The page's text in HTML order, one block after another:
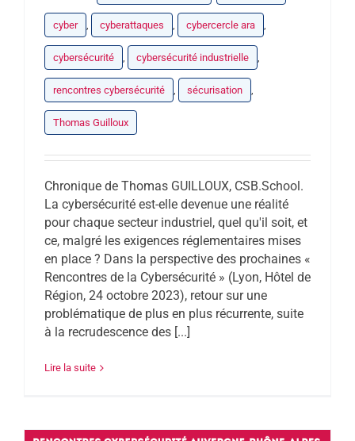
cyber , cyberattaques , cybercercle ara ,
cybersécurité , cybersécurité industrielle ,
rencontres cybersécurité , sécurisation ,
Thomas Guilloux
Chronique de Thomas GUILLOUX, CSB.School.
La cybersécurité est-elle devenue une réalité
pour chaque secteur industriel, quel qu'il soit, et
ce, malgré les exigences réglementaires mises
en place ? Dans la perspective des prochaines «
Rencontres de la Cybersécurité » (Lyon, Hôtel de
Région, 24 octobre 2023), retour sur une
problématique de plus en plus récurrente, suite
à la recrudescence des [...]
Lire la suite